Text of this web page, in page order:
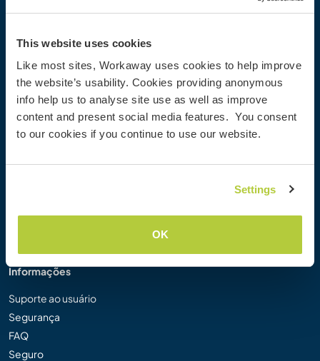
This website uses cookies
Like most sites, Workaway uses cookies to help improve
the website’s usability. Cookies providing anonymous
info help us to analyse site use as well as improve
content and present social media features. You consent
to our cookies if you continue to use our website.
Settings
OK
Dar uma experiência Workaway de presente
Comunidade
Workaway Blog
Galeria de Fotos Workaway
Workaway.tv
Informações
Suporte ao usuário
Segurança
FAQ
Seguro